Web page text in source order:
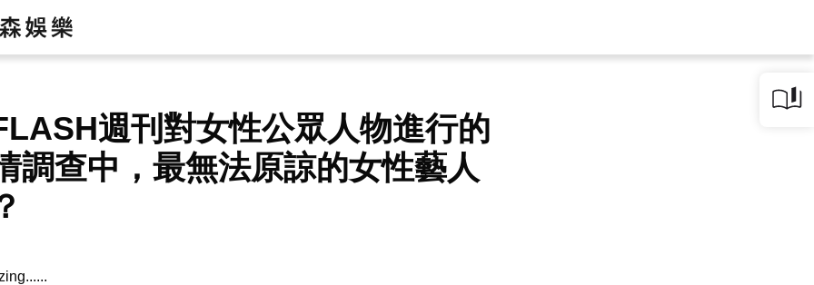
週刊對女性公眾人物進行的
調查中，最無法原諒的女性藝人